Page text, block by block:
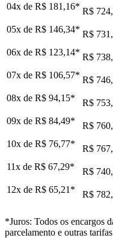
04x de R$ 181,16* R$
05x de R$ 146,34* R$
06x de R$ 123,14* R$
07x de R$ 106,57* R$
08x de R$ 94,15*
R$
09x de R$ 84,49*
R$
10x de R$ 76,77*
R$
11x de R$ 67,29*
R$
12x de R$ 65,21 * R$
*Juros: Todos os encargos
parcelamento e outras